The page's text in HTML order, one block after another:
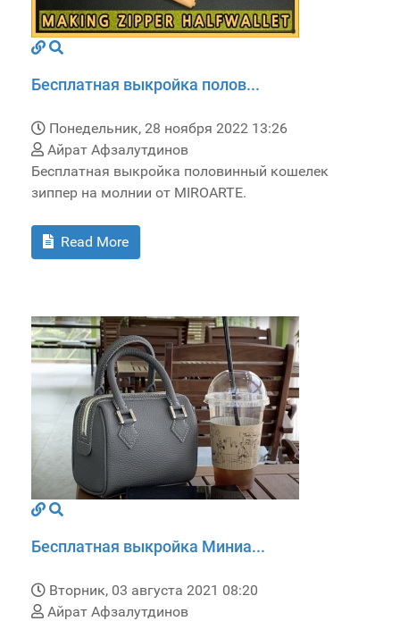
Бесплатная выкройка полов...
Понедельник, 28 ноября 2022 13:26
Айрат Афзалутдинов
Бесплатная выкройка половинный кошелек
зиппер на молнии от MIROARTE.
Read More
Бесплатная выкройка Миниа...
Вторник, 03 августа 2021 08:20
Айрат Афзалутдинов